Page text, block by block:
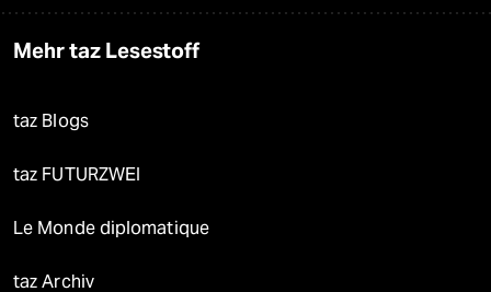
Mehr taz Lesestoff
taz Blogs
taz FUTURZWEI
Le Monde diplomatique
taz Archiv